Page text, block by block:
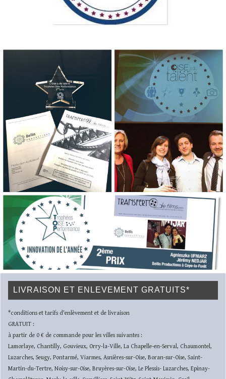
LIVRAISON ET ENLEVEMENT GRATUITS*
*conditions et tarifs d'enlèvement et de livraison
GRATUIT :
à partir de 0 € de commande pour les villes suivantes :
Lamorlaye, Chantilly, Gouvieux, Orry-la-Ville, La Chapelle-en-Serval, Chaumontel,
Luzarches, Seugy, Pontarmé, Viarmes, Asnières-sur-Oise, Boran-sur-Oise, Saint-
Martin-du-Tertre, Noisy-sur-Oise, Bruyères-sur-Oise, Le Plessis- Luzarches, Epinay-